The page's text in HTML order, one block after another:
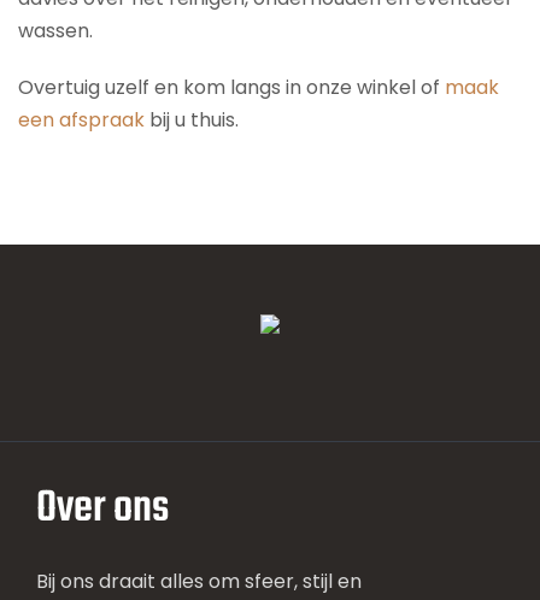
wassen.
Overtuig uzelf en kom langs in onze winkel of maak
een afspraak bij u thuis.
Over ons
Bij ons draait alles om sfeer, stijl en